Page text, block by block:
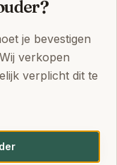
je bevestigen
verkopen
verplicht dit te